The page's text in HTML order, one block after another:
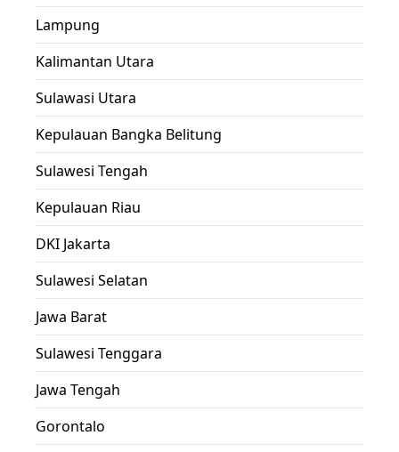
Lampung
Kalimantan Utara
Sulawasi Utara
Kepulauan Bangka Belitung
Sulawesi Tengah
Kepulauan Riau
DKI Jakarta
Sulawesi Selatan
Jawa Barat
Sulawesi Tenggara
Jawa Tengah
Gorontalo